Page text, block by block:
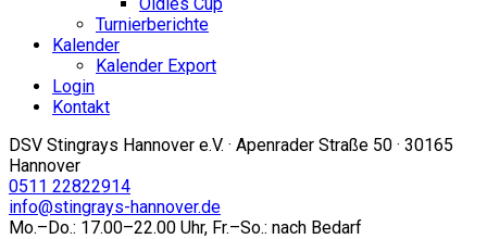
Turnierberichte
Kalender
Kalender Export
Login
Kontakt
DSV Stingrays Hannover e.V. · Apenrader Straße 50 · 30165
Hannover
0511 22822914
info@stingrays-hannover.de
Mo.–Do.: 17.00–22.00 Uhr, Fr.–So.: nach Bedarf